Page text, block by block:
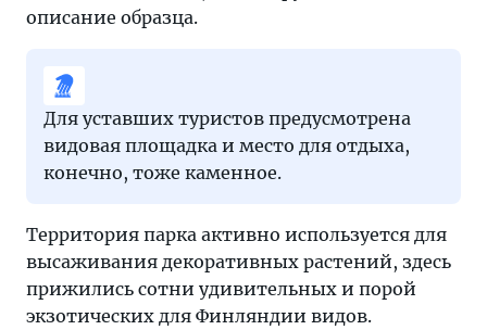
описание образца.
Для уставших туристов предусмотрена
видовая площадка и место для отдыха,
конечно, тоже каменное.
Территория парка активно используется для
высаживания декоративных растений, здесь
прижились сотни удивительных и порой
экзотических для Финляндии видов.